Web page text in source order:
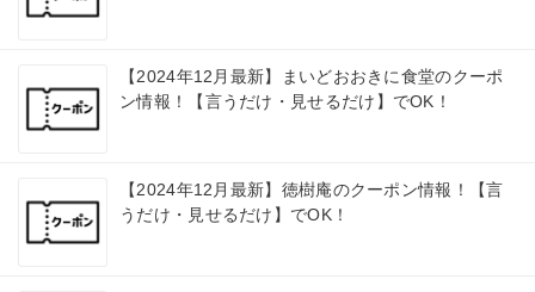
【2024年12月最新】まいどおおきに食堂のクーポ
ン情報！【言うだけ・見せるだけ】でOK！
【2024年12月最新】徳樹庵のクーポン情報！【言
うだけ・見せるだけ】でOK！